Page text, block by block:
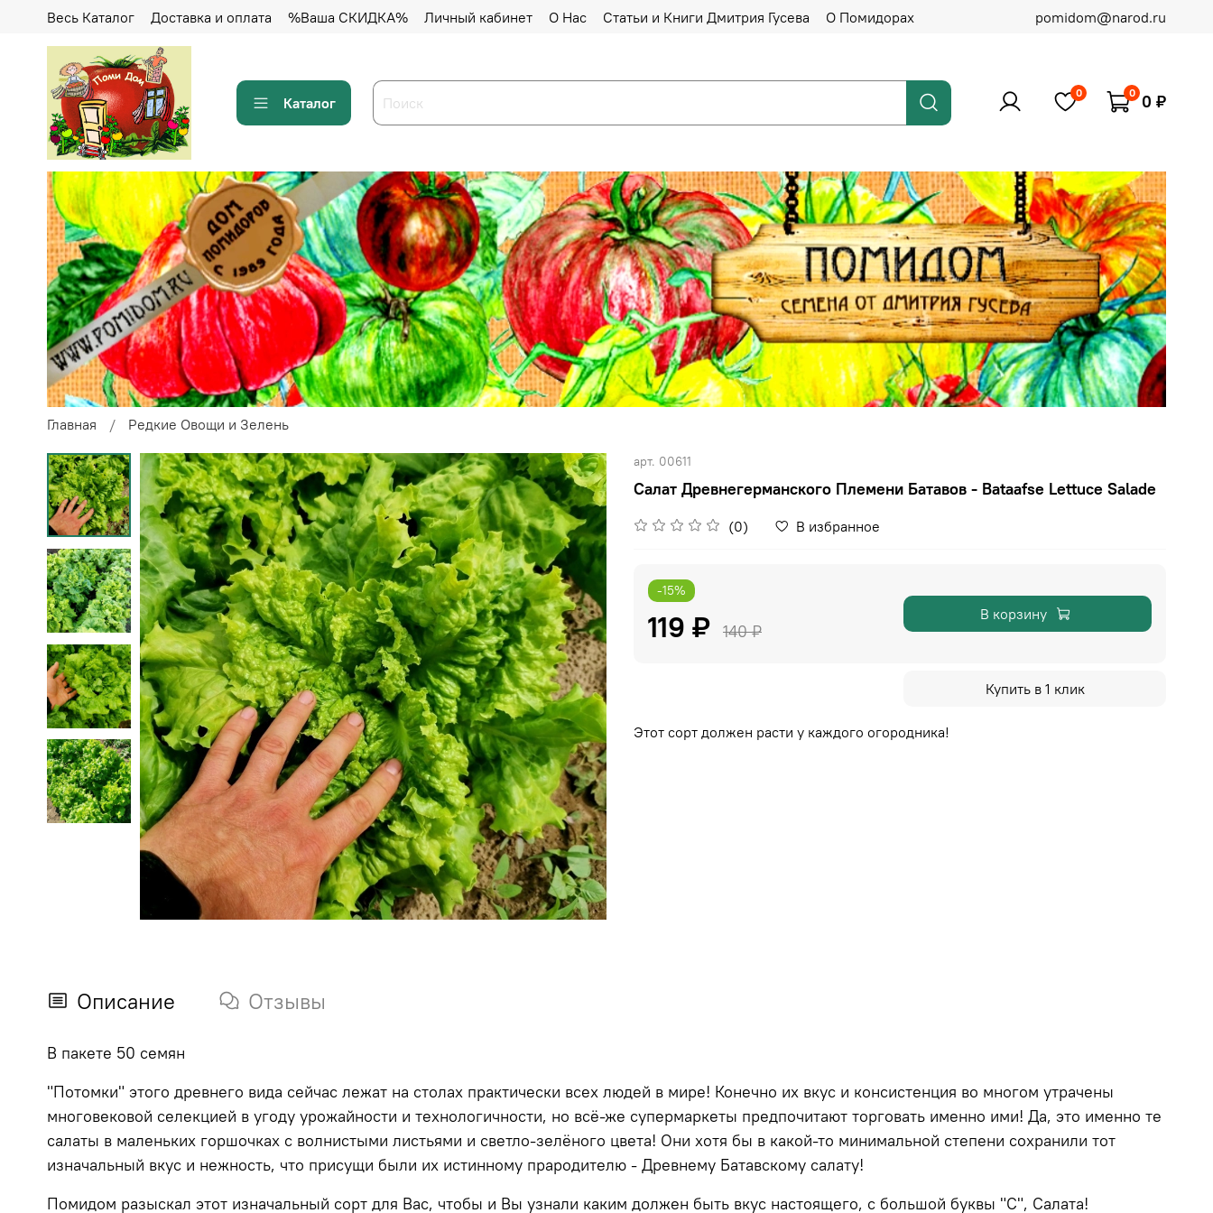
Весь Каталог Доставка и оплата %Ваша СКИДКА% Личный кабинет О Нас Статьи и Книги Дмитрия Гусева О Помидорах pomidom@narod.ru
Каталог
0 0 0 ₽
Главная Редкие Овощи и Зелень
арт. 00611
Салат Древнегерманского Племени Батавов - Bataafse Lettuce Salade
(0) В избранное
-15%
119 ₽ 140 ₽
В корзину
Купить в 1 клик
Этот сорт должен расти у каждого огородника!
Описание Отзывы
В пакете 50 семян
"Потомки" этого древнего вида сейчас лежат на столах практически всех людей в мире! Конечно их вкус и консистенция во многом утрачены
многовековой селекцией в угоду урожайности и технологичности, но всё-же супермаркеты предпочитают торговать именно ими! Да, это именно те
салаты в маленьких горшочках с волнистыми листьями и светло-зелёного цвета! Они хотя бы в какой-то минимальной степени сохранили тот
изначальный вкус и нежность, что присущи были их истинному прародителю - Древнему Батавскому салату!
Помидом разыскал этот изначальный сорт для Вас, чтобы и Вы узнали каким должен быть вкус настоящего, с большой буквы "С", Салата!